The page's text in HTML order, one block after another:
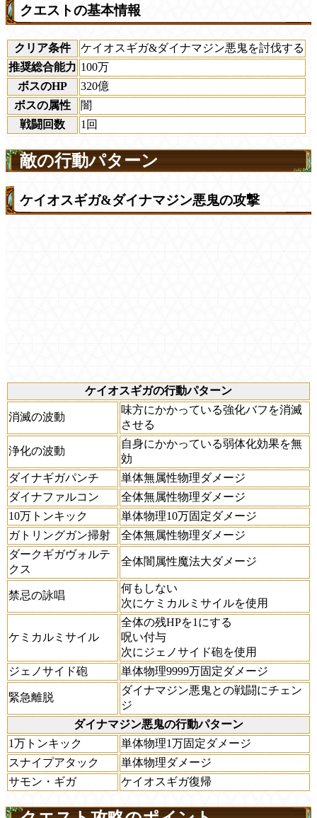
クエストの基本情報
クリア条件
ケイオスギガ&ダイナマジン悪鬼を討伐する
推奨総合能力 100万
ボスのHP
320億
ボスの属性
闇
戦闘回数
1回
敵の行動パターン
ケイオスギガ&ダイナマジン悪鬼の攻撃
ケイオスギガの行動パターン
消滅の波動
味方にかかっている強化バフを消滅
させる
浄化の波動
自身にかかっている弱体化効果を無
効
ダイナギガパンチ
単体無属性物理ダメージ
ダイナファルコン
全体無属性物理ダメージ
10万トンキック
単体物理10万固定ダメージ
ガトリングガン掃射
全体無属性物理ダメージ
ダークギガヴォルテ
クス
全体闇属性魔法大ダメージ
禁忌の詠唱
何もしない
次にケミカルミサイルを使用
ケミカルミサイル
全体の残HPを1にする
呪い付与
次にジェノサイド砲を使用
ジェノサイド砲
単体物理9999万固定ダメージ
緊急離脱
ダイナマジン悪鬼との戦闘にチェン
ジ
ダイナマジン悪鬼の行動パターン
1万トンキック
単体物理1万固定ダメージ
スナイプアタック
単体物理ダメージ
サモン・ギガ
ケイオスギガ復帰